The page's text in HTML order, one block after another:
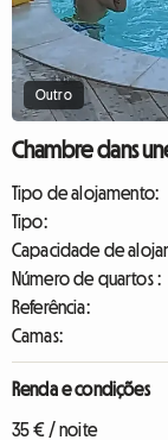
Outro
Chambre dans
Tipo de alojamento:
Tipo:
Capacidade de
Número de quartos :
Referência:
Camas:
Renda e condições
35 € / noite